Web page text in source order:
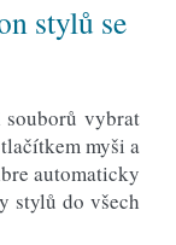
stylů se
vybrat
myši a
automaticky
stylů do všech